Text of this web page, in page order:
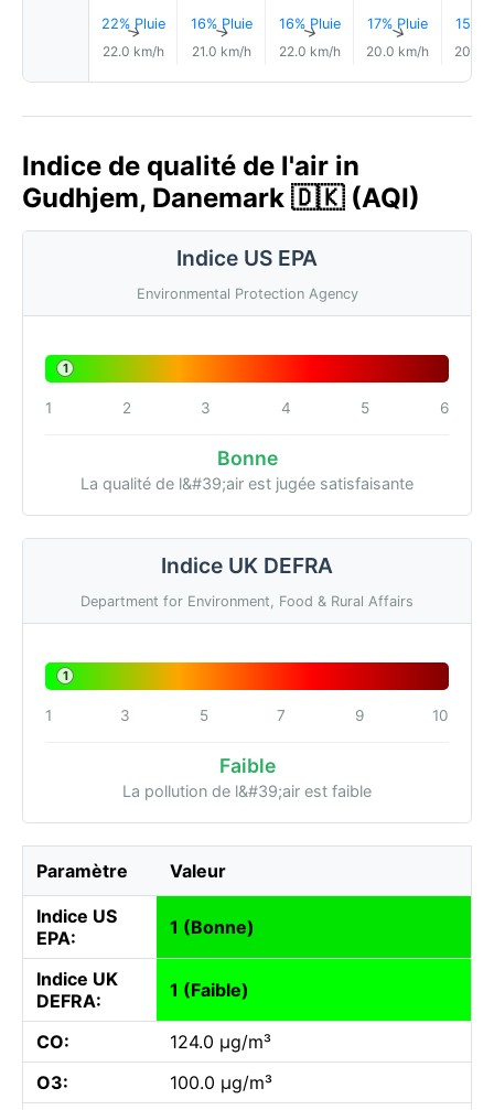
22% Pluie
↑
22.0 km/h
16% Pluie
↑
21.0 km/h
16% Pluie
↑
22.0 km/h
17% Pluie
↑
20.0 km/h
15%
20.0
Indice de qualité de l'air in
Gudhjem, Danemark 🇩🇰 (AQI)
Indice US EPA
Environmental Protection Agency
1
1 2 3 4 5 6
Bonne
La qualité de l&#39;air est jugée satisfaisante
Indice UK DEFRA
Department for Environment, Food & Rural Affairs
1
1 3 5 7 9 10
Faible
La pollution de l&#39;air est faible
Paramètre Valeur
Indice US
EPA:
1 (Bonne)
Indice UK
DEFRA:
1 (Faible)
CO:
124.0 µg/m³
O3:
100.0 µg/m³